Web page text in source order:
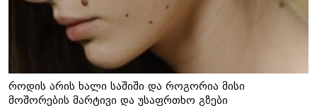
როდის არის ხალი საშიში და როგორია მისი
მოშორების მარტივი და უსაფრთხო გზები